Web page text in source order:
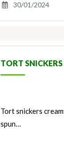
30/01/2024
TORT
Tort snickers
spun…